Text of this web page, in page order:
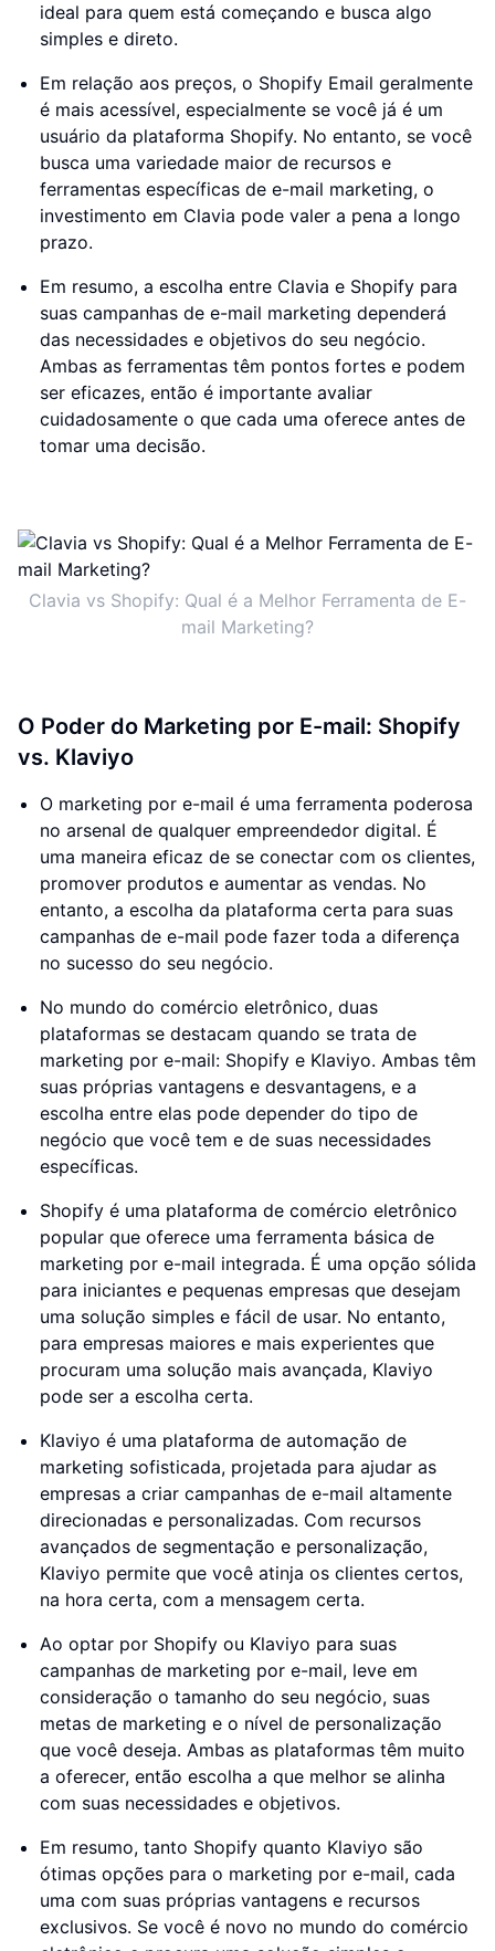
ideal para quem está começando e busca algo
simples e direto.
Em relação aos preços, o Shopify Email geralmente
é mais acessível, especialmente se você já é um
usuário da plataforma Shopify. No entanto, se você
busca uma variedade maior de recursos e
ferramentas específicas de e-mail marketing, o
investimento em Clavia pode valer a pena a longo
prazo.
Em resumo, a escolha entre Clavia e Shopify para
suas campanhas de e-mail marketing dependerá
das necessidades e objetivos do seu negócio.
Ambas as ferramentas têm pontos fortes e podem
ser eficazes, então é importante avaliar
cuidadosamente o que cada uma oferece antes de
tomar uma decisão.
Clavia vs Shopify: Qual é a Melhor Ferramenta de E-
mail Marketing?
O Poder do Marketing por E-mail: Shopify
vs. Klaviyo
O marketing por e-mail é uma ferramenta poderosa
no arsenal de qualquer empreendedor digital. É
uma maneira eficaz de se conectar com os clientes,
promover produtos e aumentar as vendas. No
entanto, a escolha da plataforma certa para suas
campanhas de e-mail pode fazer toda a diferença
no sucesso do seu negócio.
No mundo do comércio eletrônico, duas
plataformas se destacam quando se trata de
marketing por e-mail: Shopify e Klaviyo. Ambas têm
suas próprias vantagens e desvantagens, e a
escolha entre elas pode depender do tipo de
negócio que você tem e de suas necessidades
específicas.
Shopify é uma plataforma de comércio eletrônico
popular que oferece uma ferramenta básica de
marketing por e-mail integrada. É uma opção sólida
para iniciantes e pequenas empresas que desejam
uma solução simples e fácil de usar. No entanto,
para empresas maiores e mais experientes que
procuram uma solução mais avançada, Klaviyo
pode ser a escolha certa.
Klaviyo é uma plataforma de automação de
marketing sofisticada, projetada para ajudar as
empresas a criar campanhas de e-mail altamente
direcionadas e personalizadas. Com recursos
avançados de segmentação e personalização,
Klaviyo permite que você atinja os clientes certos,
na hora certa, com a mensagem certa.
Ao optar por Shopify ou Klaviyo para suas
campanhas de marketing por e-mail, leve em
consideração o tamanho do seu negócio, suas
metas de marketing e o nível de personalização
que você deseja. Ambas as plataformas têm muito
a oferecer, então escolha a que melhor se alinha
com suas necessidades e objetivos.
Em resumo, tanto Shopify quanto Klaviyo são
ótimas opções para o marketing por e-mail, cada
uma com suas próprias vantagens e recursos
exclusivos. Se você é novo no mundo do comércio